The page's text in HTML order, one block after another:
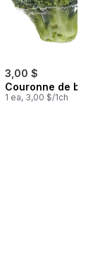
3,00 $
Couronne de
1 ea, 3,00 $/1ch